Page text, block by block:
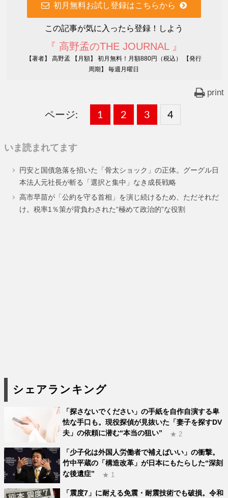
初月無料お試し登録はこちらから
この記事が気に入ったら登録！しよう
『 高野孟のTHE JOURNAL 』
【著者】 高野孟 【月額】 初月無料！月額880円（税込） 【発行
周期】 毎週月曜日
print
ページ:
固
ー
ジ
1 ,
固
ー
ジ
2 ,
固
ー
ジ
3 ,
固
ー
ジ
4
いま読まれてます
円安と国債急落を招いた「骨太ショック」の正体。グーグル日
本法人元社長が斬る「選択と集中」なき成長戦略
高市早苗が「公約を守る首相」を演じ続けるため、ただそれだ
け。税率1％策が背負わされた“極めて政治的”な役割
シェアランキング
「探さないでください」の手紙を自作自演する卑
怯な手口も。現役探偵が見抜いた「妻子を探すDV
夫」の依頼に潜む“本当の狙い”
★ 2
「少子化は外国人労働者で補えばいい」の衝撃。
竹中平蔵の「構造改革」が日本にもたらした“深刻
な後遺症”
★ 1
「震度7」に耐える免震・耐震技術でも破損。令和